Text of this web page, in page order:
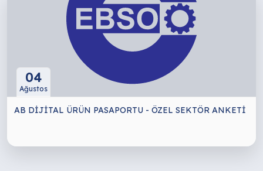
04
Ağustos
AB DİJİTAL ÜRÜN PASAPORTU - ÖZEL SEKTÖR ANKETİ